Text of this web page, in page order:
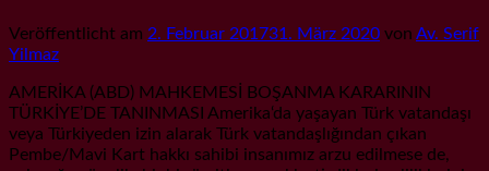
Veröffentlicht am 2. Februar 201731. März 2020 von Av. Serif
Yilmaz
AMERİKA (ABD) MAHKEMESİ BOŞANMA KARARININ
TÜRKİYE’DE TANINMASI Amerika‘da yaşayan Türk vatandaşı
veya Türkiyeden izin alarak Türk vatandaşlığından çıkan
Pembe/Mavi Kart hakkı sahibi insanımız arzu edilmese de,